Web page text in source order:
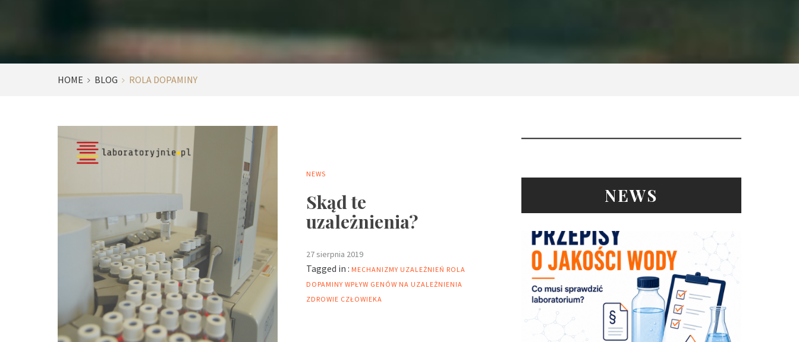
HOME BLOG ROLA DOPAMINY
NEWS
Skąd te
uzależnienia?
27 sierpnia 2019
Tagged in : MECHANIZMY UZALEŻNIEŃ ROLA
DOPAMINY WPŁYW GENÓW NA UZALEŻNIENIA
ZDROWIE CZŁOWIEKA
NEWS